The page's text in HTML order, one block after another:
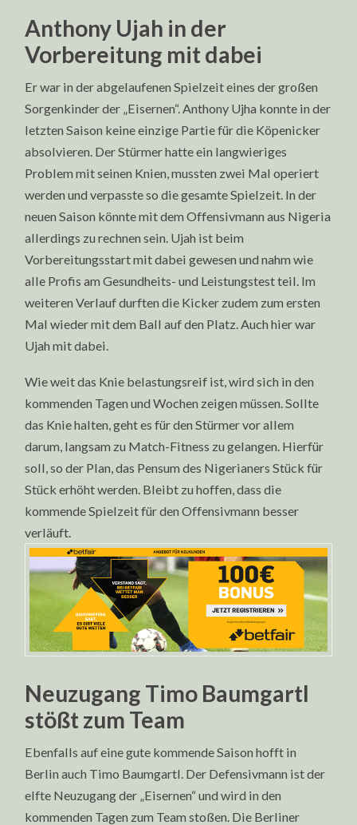
Anthony Ujah in der
Vorbereitung mit dabei
Er war in der abgelaufenen Spielzeit eines der großen
Sorgenkinder der „Eisernen“. Anthony Ujha konnte in der
letzten Saison keine einzige Partie für die Köpenicker
absolvieren. Der Stürmer hatte ein langwieriges
Problem mit seinen Knien, mussten zwei Mal operiert
werden und verpasste so die gesamte Spielzeit. In der
neuen Saison könnte mit dem Offensivmann aus Nigeria
allerdings zu rechnen sein. Ujah ist beim
Vorbereitungsstart mit dabei gewesen und nahm wie
alle Profis am Gesundheits- und Leistungstest teil. Im
weiteren Verlauf durften die Kicker zudem zum ersten
Mal wieder mit dem Ball auf den Platz. Auch hier war
Ujah mit dabei.
Wie weit das Knie belastungsreif ist, wird sich in den
kommenden Tagen und Wochen zeigen müssen. Sollte
das Knie halten, geht es für den Stürmer vor allem
darum, langsam zu Match-Fitness zu gelangen. Hierfür
soll, so der Plan, das Pensum des Nigerianers Stück für
Stück erhöht werden. Bleibt zu hoffen, dass die
kommende Spielzeit für den Offensivmann besser
verläuft.
Neuzugang Timo Baumgartl
stößt zum Team
Ebenfalls auf eine gute kommende Saison hofft in
Berlin auch Timo Baumgartl. Der Defensivmann ist der
elfte Neuzugang der „Eisernen“ und wird in den
kommenden Tagen zum Team stoßen. Die Berliner